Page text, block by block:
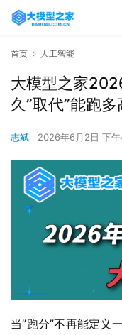
首页 人工智能
大模型之家
久”取代”能跑多
志斌 2026年6月2日 下
当”跑分”不再能定义